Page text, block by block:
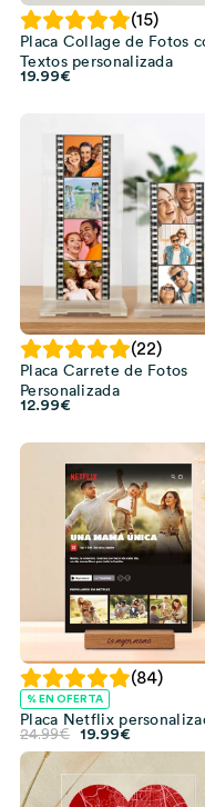
(15)
Placa Collage de Fotos
Textos personalizada
19.99€
(22)
Placa Carrete de Fotos
Personalizada
12.99€
(84)
% EN OFERTA
Placa Netflix
24.99€
El
precio
original
era:
24.99€.
19.99€
precio
19.99€.